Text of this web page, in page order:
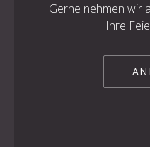
Gerne nehmen wir
Ihre